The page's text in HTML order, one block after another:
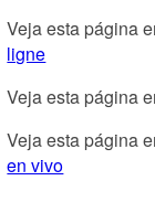
Veja esta página
ligne
Veja esta página
Veja esta página
en vivo